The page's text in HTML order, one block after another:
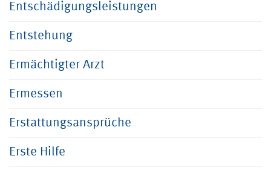
Entschädigungsleistungen
Entstehung
Ermächtigter Arzt
Ermessen
Erstattungsansprüche
Erste Hilfe